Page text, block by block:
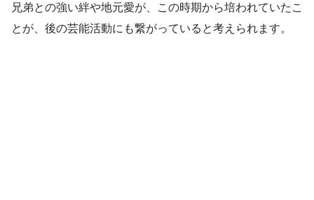
兄弟との強い絆や地元愛が、この時期から培われていたこ
とが、後の芸能活動にも繋がっていると考えられます。